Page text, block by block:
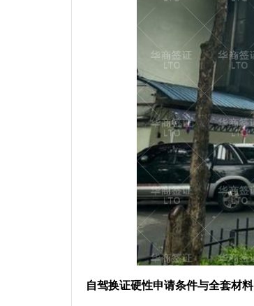
自驾换证硬性申请条件与全套材料